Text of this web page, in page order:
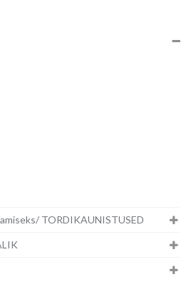
TORDIKAUNISTUSED